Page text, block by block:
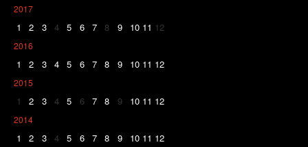
2017
1 2 3 4 5 6 7 8 9 10 11 12
2016
1 2 3 4 5 6 7 8 9 10 11 12
2015
1 2 3 4 5 6 7 8 9 10 11 12
2014
1 2 3 4 5 6 7 8 9 10 11 12